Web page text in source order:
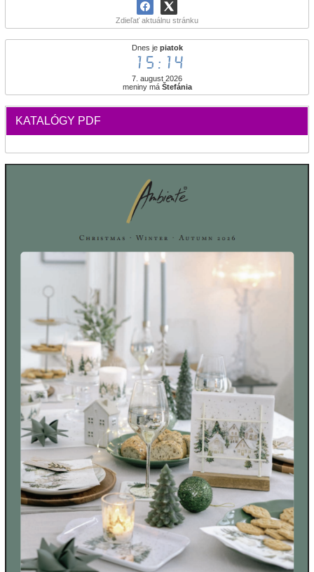
Zdieľať aktuálnu stránku
Dnes je piatok
15:14
7. august 2026
meniny má Štefánia
KATALÓGY PDF